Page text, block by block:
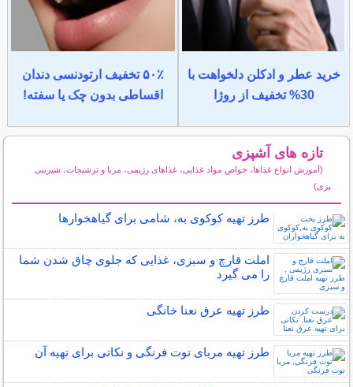
خرید عطر و ادکلن دلخواهت با
30% تخفیف از روژا
۵۰٪ تخفیف ارتودنسی دندان
اقساطی بدون چک یا سفته!
تازه های آشپزی
(آموزش انواع غذاها، خواص مواد غذایی، غذاهای رژیمی، مربا و ترشیجات، شیرینی
پزی)
طرز تهیه کوکوی به، شامی برای گیاهخوارها
املت قارچ و سبزی، غذایی که جلوی چاق شدن شما
را می گیرد
طرز تهیه عرق نعنا خانگی
طرز تهیه مربای توت فرنگی و نکاتی برای تهیه آن